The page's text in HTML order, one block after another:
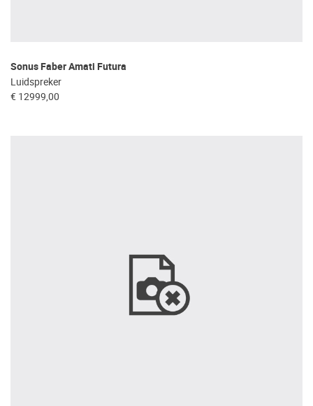
Sonus Faber Amati Futura
Luidspreker
€ 12999,00